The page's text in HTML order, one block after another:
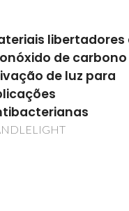
aditiva de
em